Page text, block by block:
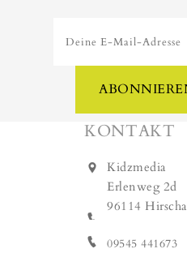
Deine E-Mail-Adresse
KONTAKT
Kidzmedia
Erlenweg 2d
96114
09545 441673